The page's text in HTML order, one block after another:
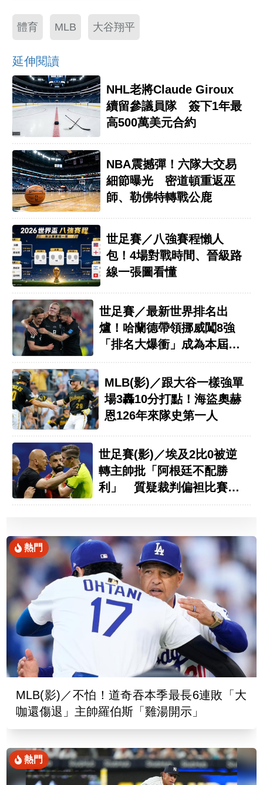
體育 MLB 大谷翔平
延伸閱讀
NHL老將Claude Giroux
續留參議員隊 簽下1年最
高500萬美元合約
NBA震撼彈！六隊大交易
細節曝光 密道頓重返巫
師、勒佛特轉戰公鹿
世足賽／八強賽程懶人
包！4場對戰時間、晉級路
線一張圖看懂
世足賽／最新世界排名出
爐！哈蘭德帶領挪威闖8強
「排名大爆衝」成為本屆大
MLB(影)／跟大谷一樣強單
場3轟10分打點！海盜奧赫
恩126年來隊史第一人
世足賽(影)／埃及2比0被逆
轉主帥批「阿根廷不配勝
利」 質疑裁判偏袒比賽被
熱門
MLB(影)／不怕！道奇吞本季最長6連敗「大
咖還傷退」主帥羅伯斯「雞湯開示」
熱門